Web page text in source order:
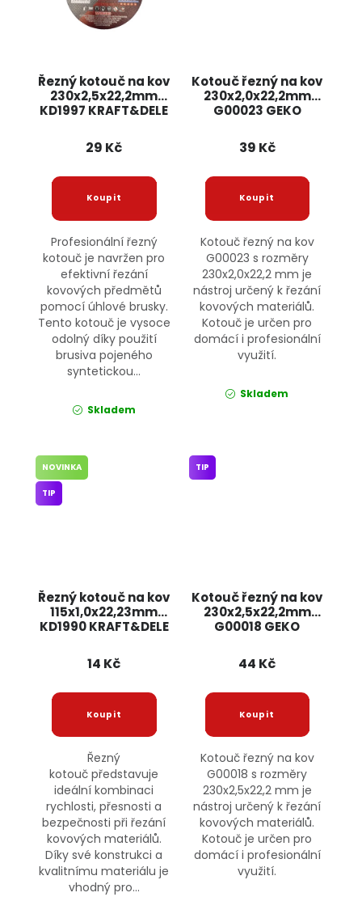
Řezný kotouč na kov
230x2,5x22,2mm
KD1997 KRAFT&DELE
29 Kč
Profesionální řezný
kotouč je navržen pro
efektivní řezání
kovových předmětů
pomocí úhlové brusky.
Tento kotouč je vysoce
odolný díky použití
brusiva pojeného
syntetickou...
Skladem
Kotouč řezný na kov
230x2,0x22,2mm
G00023 GEKO
39 Kč
Kotouč řezný na kov
G00023 s rozměry
230x2,0x22,2 mm je
nástroj určený k řezání
kovových materiálů.
Kotouč je určen pro
domácí i profesionální
využití.
Skladem
Řezný kotouč na kov
115x1,0x22,23mm
KD1990 KRAFT&DELE
NOVINKA
TIP
14 Kč
Řezný
kotouč představuje
ideální kombinaci
rychlosti, přesnosti a
bezpečnosti při řezání
kovových materiálů.
Díky své konstrukci a
kvalitnímu materiálu je
vhodný pro...
Kotouč řezný na kov
230x2,5x22,2mm
G00018 GEKO
TIP
44 Kč
Kotouč řezný na kov
G00018 s rozměry
230x2,5x22,2 mm je
nástroj určený k řezání
kovových materiálů.
Kotouč je určen pro
domácí i profesionální
využití.